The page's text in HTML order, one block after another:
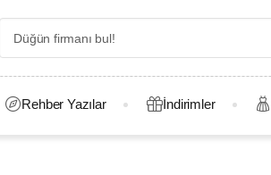
Rehber Yazılar İndirimler